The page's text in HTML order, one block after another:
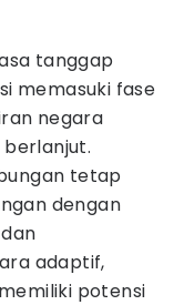
tanggap
memasuki fase
negara
tetap
dengan
adaptif,
potensi